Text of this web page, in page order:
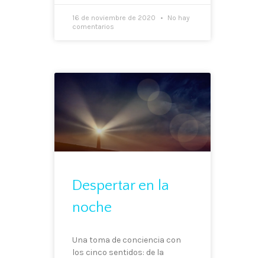
16 de noviembre de 2020
No hay
comentarios
Despertar en la
noche
Una toma de conciencia con
los cinco sentidos: de la